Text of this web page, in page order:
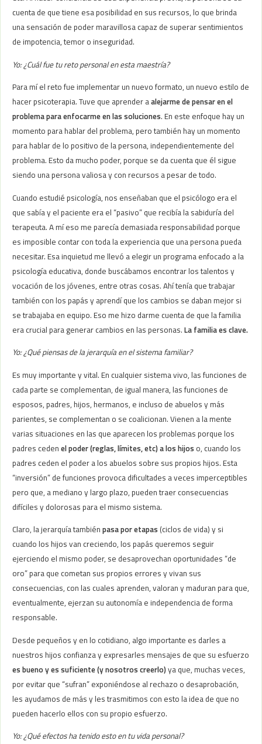
cuenta de que tiene esa posibilidad en sus recursos, lo que brinda
una sensación de poder maravillosa capaz de superar sentimientos
de impotencia, temor o inseguridad.
Yo: ¿Cuál fue tu reto personal en esta maestría?
Para mí el reto fue implementar un nuevo formato, un nuevo estilo de
hacer psicoterapia. Tuve que aprender aalejarme de pensar en el
problema para enfocarme en las soluciones. En este enfoque hay un
momento para hablar del problema, pero también hay un momento
para hablar de lo positivo de la persona, independientemente del
problema. Esto da mucho poder, porque se da cuenta que él sigue
siendo una persona valiosa y con recursos a pesar de todo.
Cuando estudié psicología, nos enseñaban que el psicólogo era el
que sabía y el paciente era el “pasivo” que recibía la sabiduría del
terapeuta. A mí eso me parecía demasiada responsabilidad porque
es imposible contar con toda la experiencia que una persona pueda
necesitar. Esa inquietud me llevó a elegir un programa enfocado a la
psicología educativa, donde buscábamos encontrar los talentos y
vocación de los jóvenes, entre otras cosas. Ahí tenía que trabajar
también con los papás y aprendí que los cambios se daban mejor si
se trabajaba en equipo. Eso me hizo darme cuenta de que la familia
era crucial para generar cambios en las personas.La familia es clave.
Yo: ¿Qué piensas de la jerarquía en el sistema familiar?
Es muy importante y vital. En cualquier sistema vivo, las funciones de
cada parte se complementan, de igual manera, las funciones de
esposos, padres, hijos, hermanos, e incluso de abuelos y más
parientes, se complementan o se coalicionan. Vienen a la mente
varias situaciones en las que aparecen los problemas porque los
padres cedenel poder (reglas, límites, etc) a los hijos o, cuando los
padres ceden el poder a los abuelos sobre sus propios hijos. Esta
“inversión” de funciones provoca dificultades a veces imperceptibles
pero que, a mediano y largo plazo, pueden traer consecuencias
difíciles y dolorosas para el mismo sistema.
Claro, la jerarquía tambiénpasa por etapas (ciclos de vida) y si
cuando los hijos van creciendo, los papás queremos seguir
ejerciendo el mismo poder, se desaprovechan oportunidades “de
oro” para que cometan sus propios errores y vivan sus
consecuencias, con las cuales aprenden, valoran y maduran para que,
eventualmente, ejerzan su autonomía e independencia de forma
responsable.
Desde pequeños y en lo cotidiano, algo importante es darles a
nuestros hijos confianza y expresarles mensajes de que su esfuerzo
es bueno y es suficiente (y nosotros creerlo)ya que, muchas veces,
por evitar que “sufran” exponiéndose al rechazo o desaprobación,
les ayudamos de más y les trasmitimos con esto la idea de que no
pueden hacerlo ellos con su propio esfuerzo.
Yo: ¿Qué efectos ha tenido esto en tu vida personal?